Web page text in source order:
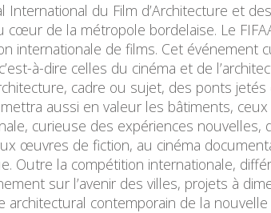
International du Film d’Architecture et
cœur de la métropole bordelaise. Le
internationale de films. Cet
à-dire celles du cinéma et de
cadre ou sujet, des ponts
aussi en valeur les bâtiments,
curieuse des expériences
œuvres de fiction, au cinéma
Outre la compétition internationale,
sur l’avenir des villes, projets à
architectural contemporain de la